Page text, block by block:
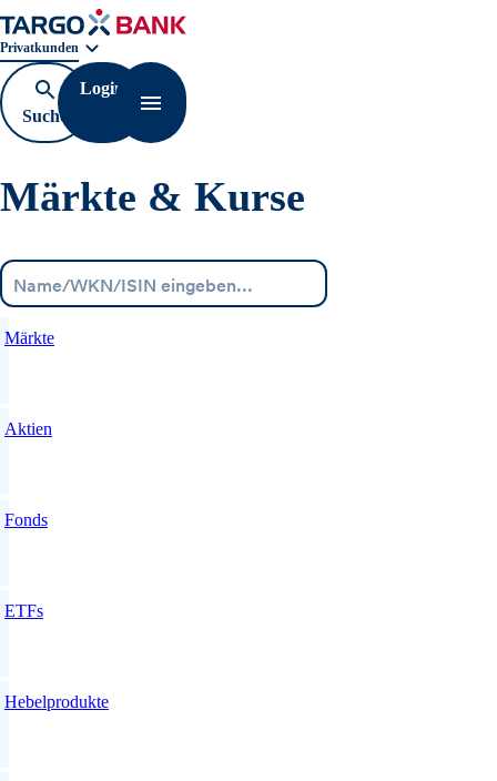
Geschäftsbereichnavigation. Aktuelle Auswahl:
Privatkunden
Suche
öffnen
Login
Navigation öffnen
Märkte & Kurse
Märkte
Aktien
Fonds
ETFs
Hebelprodukte